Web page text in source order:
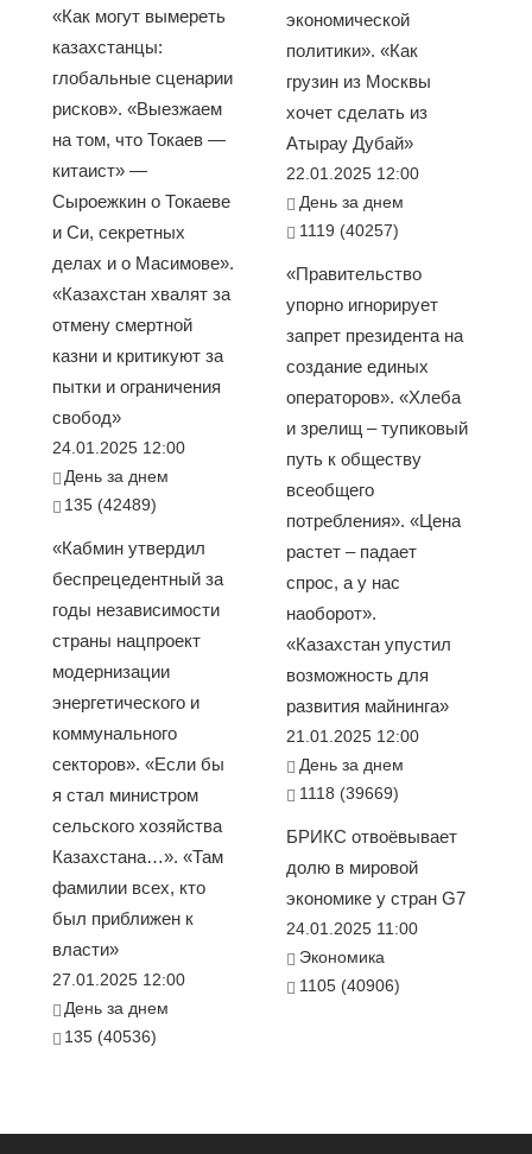
«Как могут вымереть
казахстанцы:
глобальные сценарии
рисков». «Выезжаем
на том, что Токаев —
китаист» —
Сыроежкин о Токаеве
и Си, секретных
делах и о Масимове».
«Казахстан хвалят за
отмену смертной
казни и критикуют за
пытки и ограничения
свобод»
24.01.2025 12:00
День за днем
135 (42489)
«Кабмин утвердил
беспрецедентный за
годы независимости
страны нацпроект
модернизации
энергетического и
коммунального
секторов». «Если бы
я стал министром
сельского хозяйства
Казахстана…». «Там
фамилии всех, кто
был приближен к
власти»
27.01.2025 12:00
День за днем
135 (40536)
экономической
политики». «Как
грузин из Москвы
хочет сделать из
Атырау Дубай»
22.01.2025 12:00
День за днем
1119 (40257)
«Правительство
упорно игнорирует
запрет президента на
создание единых
операторов». «Хлеба
и зрелищ – тупиковый
путь к обществу
всеобщего
потребления». «Цена
растет – падает
спрос, а у нас
наоборот».
«Казахстан упустил
возможность для
развития майнинга»
21.01.2025 12:00
День за днем
1118 (39669)
БРИКС отвоёвывает
долю в мировой
экономике у стран G7
24.01.2025 11:00
Экономика
1105 (40906)